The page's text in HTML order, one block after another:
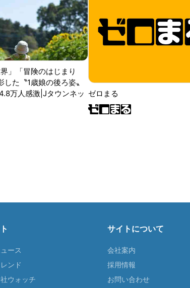
界」「冒険のはじまり
した〝1歳娘の後ろ姿〟
万人感激|Jタウンネッ ゼロまる
ース
ンド
ウォッチ
サイトについて
会社案内
採用情報
お問い合わせ